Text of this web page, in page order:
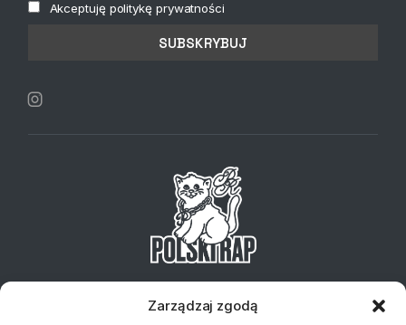
Zarządzaj zgodą
Akceptuję politykę prywatności
+48 734 127 837 Email: sklep@klubplytowy.pl